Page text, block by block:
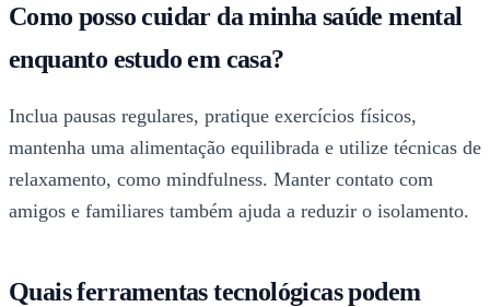
Como posso cuidar da minha saúde mental
enquanto estudo em casa?
Inclua pausas regulares, pratique exercícios físicos,
mantenha uma alimentação equilibrada e utilize técnicas de
relaxamento, como mindfulness. Manter contato com
amigos e familiares também ajuda a reduzir o isolamento.
Quais ferramentas tecnológicas podem